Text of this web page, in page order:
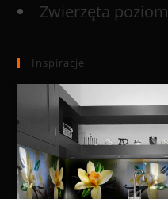
Zwierzęta poziom
Inspiracje